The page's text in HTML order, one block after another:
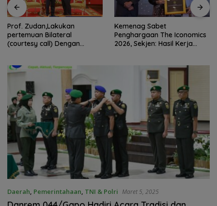
Prof. Zudan,Lakukan
pertemuan Bilateral
(courtesy call) Dengan
Siapkan Indonesia Jadi Pusat
Kolaborasi ASN ASEAN
Kemenag Sabet
Penghargaan The Iconomics
2026, Sekjen: Hasil Kerja
Daerah, Pemerintahaan, TNI & Polri Maret 5, 2025